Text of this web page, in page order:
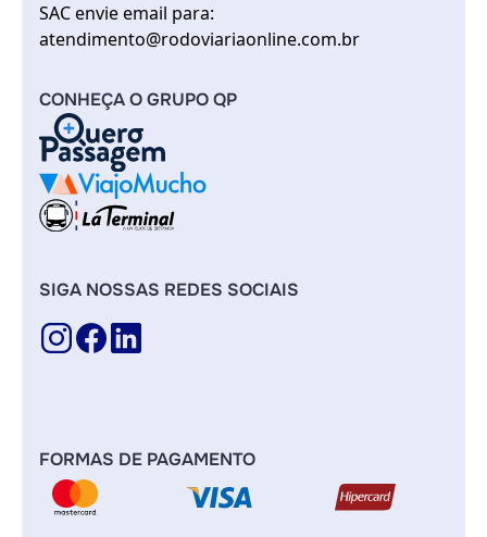
SAC envie email para:
atendimento@rodoviariaonline.com.br
CONHEÇA O GRUPO QP
SIGA NOSSAS REDES SOCIAIS
FORMAS DE PAGAMENTO